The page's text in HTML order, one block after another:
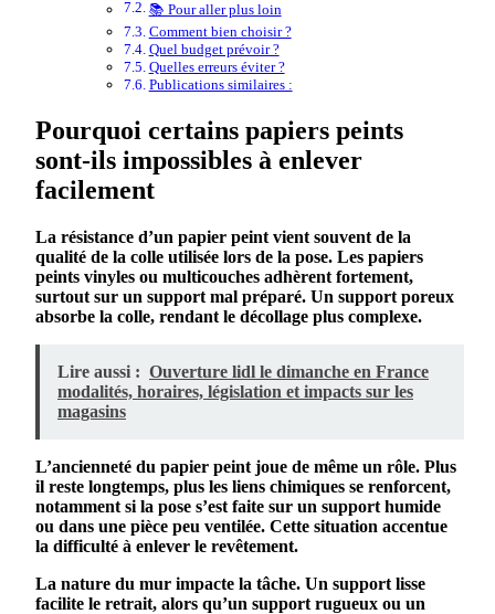
📚 Pour aller plus loin
Comment bien choisir ?
Quel budget prévoir ?
Quelles erreurs éviter ?
Publications similaires :
Pourquoi certains papiers peints
sont-ils impossibles à enlever
facilement
La résistance d’un papier peint vient souvent de la
qualité de la colle utilisée lors de la pose. Les papiers
peints vinyles ou multicouches adhèrent fortement,
surtout sur un support mal préparé. Un support poreux
absorbe la colle, rendant le décollage plus complexe.
Lire aussi : Ouverture lidl le dimanche en France
modalités, horaires, législation et impacts sur les
magasins
L’ancienneté du papier peint joue de même un rôle. Plus
il reste longtemps, plus les liens chimiques se renforcent,
notamment si la pose s’est faite sur un support humide
ou dans une pièce peu ventilée. Cette situation accentue
la difficulté à enlever le revêtement.
La nature du mur impacte la tâche. Un support lisse
facilite le retrait, alors qu’un support rugueux ou un